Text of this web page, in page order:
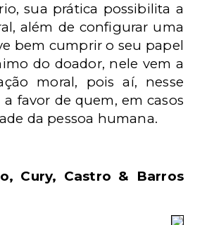
sua prática possibilita a
além de configurar uma
bem cumprir o seu papel
do doador, nele vem a
moral, pois aí, nesse
favor de quem, em casos
da pessoa humana.
Cury, Castro & Barros